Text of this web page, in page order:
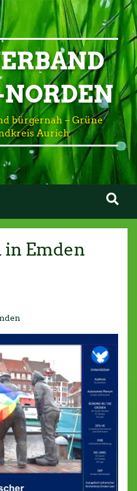
bürgernah – Grüne
Aurich
Emden